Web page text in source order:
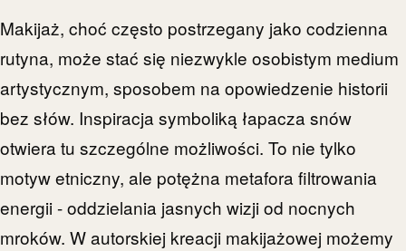
Makijaż, choć często postrzegany jako codzienna
rutyna, może stać się niezwykle osobistym medium
artystycznym, sposobem na opowiedzenie historii
bez słów. Inspiracja symboliką łapacza snów
otwiera tu szczególne możliwości. To nie tylko
motyw etniczny, ale potężna metafora filtrowania
energii - oddzielania jasnych wizji od nocnych
mroków. W autorskiej kreacji makijażowej możemy